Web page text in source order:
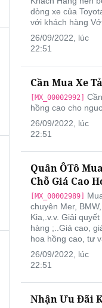
dòng xe của
với khách hàng
26/09/2022, lúc
22:51
Cần Mua Xe
[MX_00002992]
hồng cao cho
26/09/2022, lúc
22:51
Quân ÔTô
Chỗ Giá Cao
[MX_00002989]
chuyên Mer,
Kia,.v.v. Giải
hàng ;..Giá cao,
hoa hồng cao, tư
26/09/2022, lúc
22:51
Nhận Ưu Đãi